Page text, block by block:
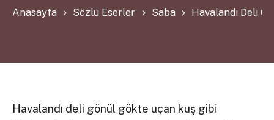
Anasayfa Sözlü Eserler Saba Havalandı Deli
Havalandı deli gönül gökte uçan kuş gibi